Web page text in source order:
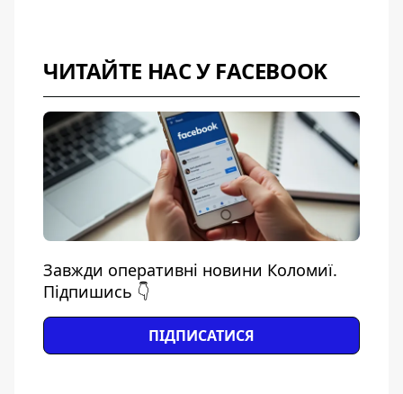
ЧИТАЙТЕ НАС У FACEBOOK
Завжди оперативні новини Коломиї.
Підпишись 👇
ПІДПИСАТИСЯ